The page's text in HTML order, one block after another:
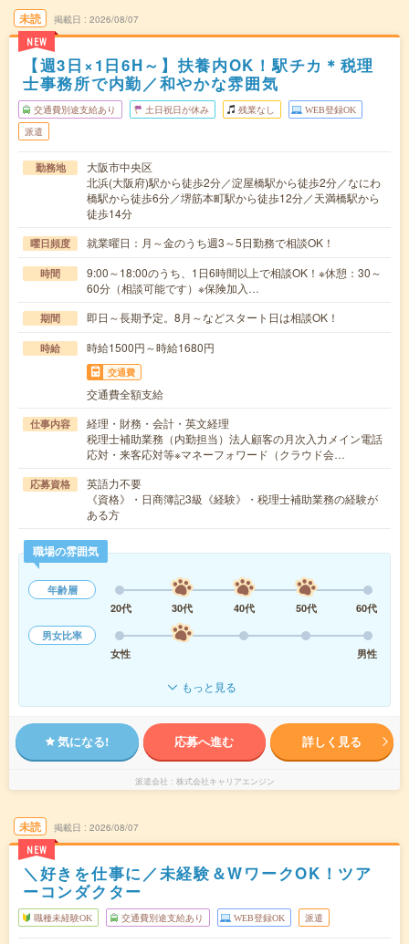
未読
NEW
掲載日 2026/08/07
【週3日×1日6H～】扶養内OK！駅チカ＊税理
士事務所で内勤／和やかな雰囲気
交通費別途支給あり 土日祝日が休み 残業なし WEB登録OK
派遣
勤務地
大阪市中央区
北浜(大阪府)駅から徒歩2分／淀屋橋駅から徒歩2分／なにわ
橋駅から徒歩6分／堺筋本町駅から徒歩12分／天満橋駅から
徒歩14分
曜日頻度 就業曜日：月～金のうち週3～5日勤務で相談OK！
時間
9:00～18:00のうち、1日6時間以上で相談OK！※休憩：30～
60分（相談可能です）※保険加入…
期間 即日～長期予定。8月～などスタート日は相談OK！
時給 時給1500円～時給1680円
交通費
交通費全額支給
仕事内容
経理・財務・会計・英文経理
税理士補助業務（内勤担当）法人顧客の月次入力メイン電話
応対・来客応対等※マネーフォワード（クラウド会…
応募資格
英語力不要
《資格》・日商簿記3級《経験》・税理士補助業務の経験が
ある方
職場の雰囲気
年齢層
20代
30代 40代 50代
60代
男女比率
女性
男性
もっと見る
気になる! 応募へ進む 詳しく見る
派遣会社 株式会社キャリアエンジン
未読
NEW
掲載日 2026/08/07
＼好きを仕事に／未経験＆WワークOK！ツア
ーコンダクター
職種未経験OK 交通費別途支給あり WEB登録OK 派遣